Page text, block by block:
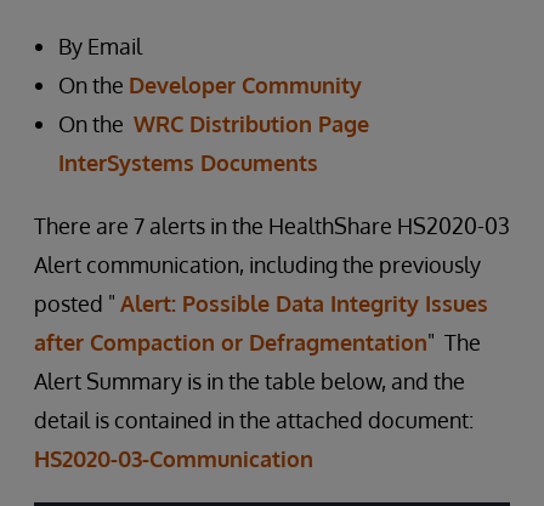
By Email
On the Developer Community
On the WRC Distribution Page
InterSystems Documents
There are 7 alerts in the HealthShare HS2020-03
Alert communication, including the previously
posted " Alert: Possible Data Integrity Issues
after Compaction or Defragmentation" The
Alert Summary is in the table below, and the
detail is contained in the attached document:
HS2020-03-Communication